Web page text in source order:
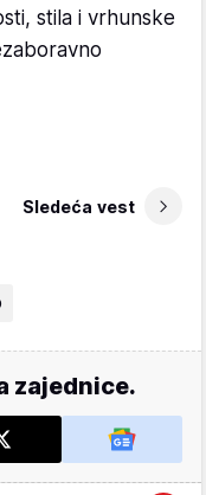
stila i vrhunske
Sledeća vest
zajednice.